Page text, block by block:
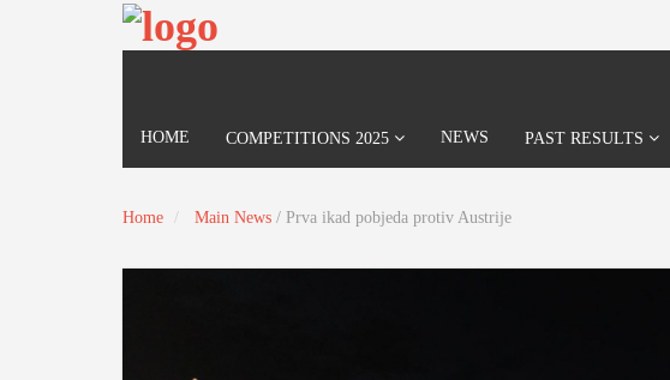
HOME COMPETITIONS 2025 NEWS PAST RESULTS
Home Main News / Prva ikad pobjeda protiv Austrije